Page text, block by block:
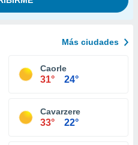
Más ciudades
Caorle
31° 24°
Cavarzere
33° 22°